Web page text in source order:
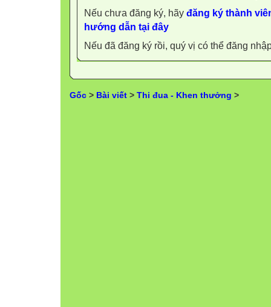
Nếu chưa đăng ký, hãy đăng ký thành
hướng dẫn tại đây
Nếu đã đăng ký rồi, quý vị có thể đăng
Gốc > Bài viết > Thi đua - Khen thưởng >